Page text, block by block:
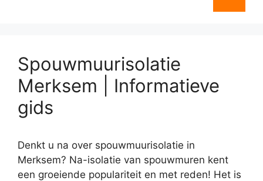
Spouwmuurisolatie
Merksem | Informatieve
gids
Denkt u na over spouwmuurisolatie in
Merksem? Na-isolatie van spouwmuren kent
een groeiende populariteit en met reden! Het is